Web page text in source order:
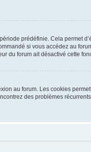
prédéfinie. Cela permet
si vous accédez au
du forum ait désactivé cette
au forum. Les cookies
des problèmes